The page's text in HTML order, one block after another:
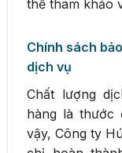
thể tham khảo
Chính sách
dịch vụ
Chất lượng
hàng là thước
vậy, Công ty